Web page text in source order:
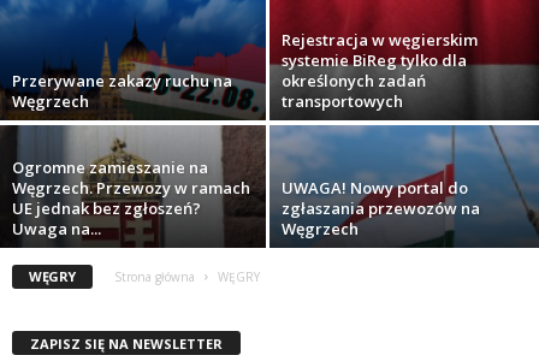
Przerywane zakazy ruchu na
Węgrzech
Rejestracja w węgierskim
systemie BiReg tylko dla
określonych zadań
transportowych
Ogromne zamieszanie na
Węgrzech. Przewozy w ramach
UE jednak bez zgłoszeń?
Uwaga na...
UWAGA! Nowy portal do
zgłaszania przewozów na
Węgrzech
WĘGRY Strona główna WĘGRY
ZAPISZ SIĘ NA NEWSLETTER